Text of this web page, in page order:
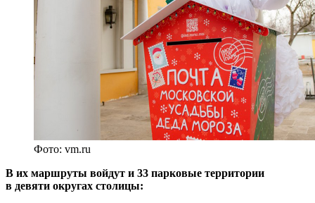
Фото: vm.ru
В их маршруты войдут и 33 парковые территории
в девяти округах столицы: